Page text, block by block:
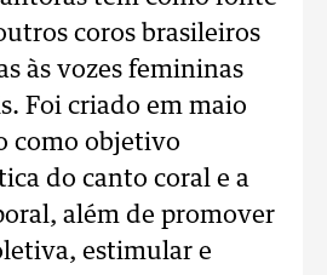
coros brasileiros
às vozes femininas
Foi criado em maio
como objetivo
do canto coral e a
além de promover
estimular e